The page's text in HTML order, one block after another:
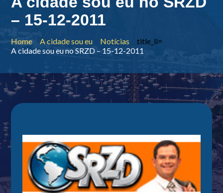
– 15-12-2011
Home A cidade sou eu title_li=
Notícias
A cidade sou eu no SRZD – 15-12-2011